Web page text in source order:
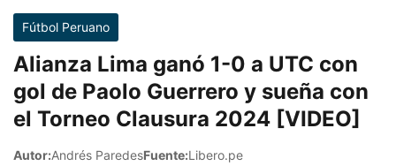
Fútbol Peruano
Alianza Lima ganó 1-0 a UTC con
gol de Paolo Guerrero y sueña con
el Torneo Clausura 2024 [VIDEO]
Autor:Andrés ParedesFuente:Libero.pe